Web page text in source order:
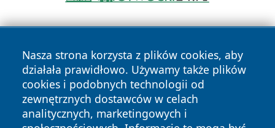
Nasza strona korzysta z plików cookies, aby
działała prawidłowo. Używamy także plików
cookies i podobnych technologii od
zewnętrznych dostawców w celach
analitycznych, marketingowych i
Copyright © 2026 faktykrakowa.pl Wszystkie prawa
zastrzeżone.